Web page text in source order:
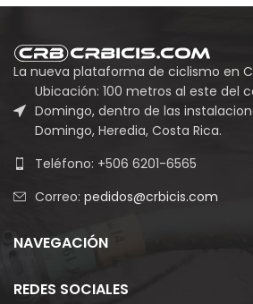
La nueva plataforma de ciclismo en
Ubicación: 100 metros al este del
Domingo, dentro de las
Domingo, Heredia, Costa Rica.
Teléfono: +506 6201-6565
Correo: pedidos@crbicis.com
NAVEGACIÓN
REDES SOCIALES